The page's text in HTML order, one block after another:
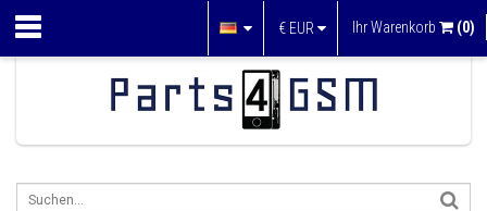
€ EUR Ihr Warenkorb (0)